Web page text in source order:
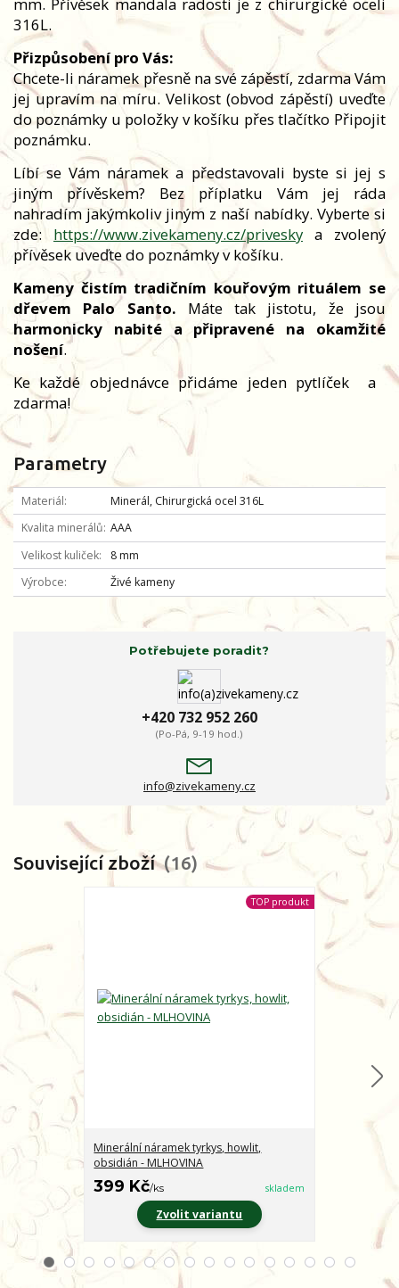
316L.
Přizpůsobení pro Vás:
Chcete-li náramek přesně na své zápěstí, zdarma Vám
jej upravím na míru. Velikost (obvod zápěstí) uveďte
do poznámky u položky v košíku přes tlačítko Připojit
poznámku.
Líbí se Vám náramek a představovali byste si jej s
jiným přívěskem? Bez příplatku Vám jej ráda
nahradím jakýmkoliv jiným z naší nabídky. Vyberte si
zde: https://www.zivekameny.cz/priveskya zvolený
přívěsek uveďte do poznámky v košíku.
Kameny čistím tradičním kouřovým rituálem se
dřevem Palo Santo. Máte tak jistotu, že jsou
harmonicky nabité a připravené na okamžité
nošení.
Ke každé objednávce přidáme jeden pytlíček
a
zdarma!
Parametry
Materiál
Minerál, Chirurgická ocel 316L
Kvalita minerálů AAA
Velikost kuliček
8 mm
Výrobce
Živé kameny
Potřebujete poradit?
+420 732 952 260
(Po-Pá, 9-19 hod.)
info@zivekameny.cz
Související zboží 16
TOP produkt
Minerální náramek tyrkys, howlit,
obsidián - MLHOVINA
399 Kč/ks skladem
Zvolit variantu